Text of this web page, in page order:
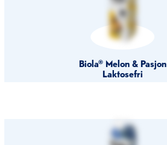
Biola® Melon & Pasjon
Laktosefri